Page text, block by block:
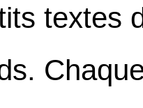
textes